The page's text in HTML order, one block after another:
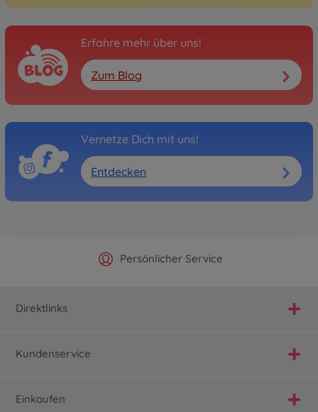
Erfahre mehr über uns!
Zum Blog
Vernetze Dich mit uns!
Entdecken
Offizieller Hersteller Shop
Persönlicher Service
Versandkostenfrei ab 25€
Schnelle Lieferung
Direktlinks
Kundenservice
Einkaufen